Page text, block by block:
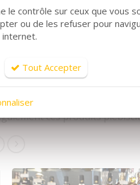
ces produits
le contrôle sur ceux que vous
ou de les refuser pour
Tout Accepter